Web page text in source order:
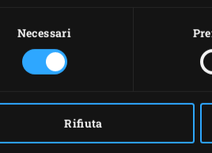
Necessari
Rifiuta